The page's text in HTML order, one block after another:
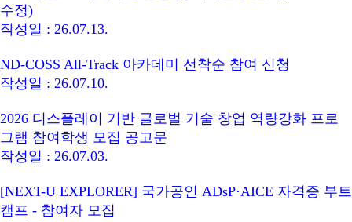
수정)
작성일 : 26.07.13.
ND-COSS All-Track 아카데미 선착순 참여 신청
작성일 : 26.07.10.
2026 디스플레이 기반 글로벌 기술 창업 역량강화 프로
그램 참여학생 모집 공고문
작성일 : 26.07.03.
[NEXT-U EXPLORER] 국가공인 ADsP·AICE 자격증 부트
캠프 - 참여자 모집